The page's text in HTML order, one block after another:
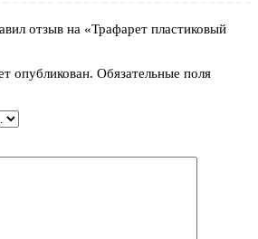
отзыв на «Трафарет пластиковый
опубликован. Обязательные поля